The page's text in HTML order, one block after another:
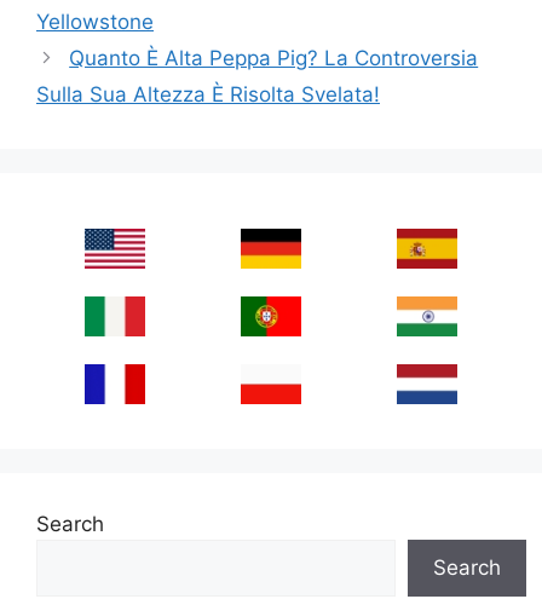
Yellowstone
Quanto È Alta Peppa Pig? La Controversia
Sulla Sua Altezza È Risolta Svelata!
Search
Search